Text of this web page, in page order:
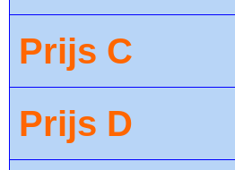
Prijs C
Prijs D